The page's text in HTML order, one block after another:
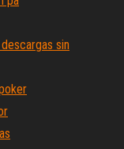
sin